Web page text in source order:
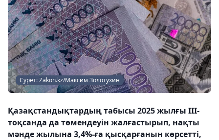
Сурет: Zakon.kz/Максим Золотухин
Қазақстандықтардың табысы 2025 жылғы III-
тоқсанда да төмендеуін жалғастырып, нақты
мәнде жылына 3,4%-ға қысқарғанын көрсетті,